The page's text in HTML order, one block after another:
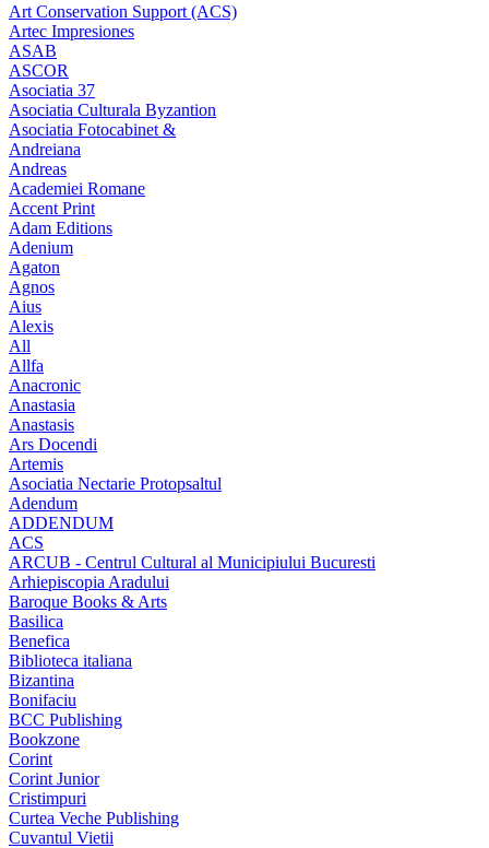
Art Conservation Support (ACS)
Artec Impresiones
ASAB
ASCOR
Asociatia 37
Asociatia Culturala Byzantion
Asociatia Fotocabinet &
Andreiana
Andreas
Academiei Romane
Accent Print
Adam Editions
Adenium
Agaton
Agnos
Aius
Alexis
All
Allfa
Anacronic
Anastasia
Anastasis
Ars Docendi
Artemis
Asociatia Nectarie Protopsaltul
Adendum
ADDENDUM
ACS
ARCUB - Centrul Cultural al Municipiului Bucuresti
Arhiepiscopia Aradului
Baroque Books & Arts
Basilica
Benefica
Biblioteca italiana
Bizantina
Bonifaciu
BCC Publishing
Bookzone
Corint
Corint Junior
Cristimpuri
Curtea Veche Publishing
Cuvantul Vietii